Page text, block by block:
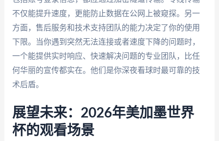
不仅能提升速度，更能防止数据在公网上被窥探。另一
方面，售后服务和技术支持团队的能力决定了你的使用
下限。当你遇到突然无法连接或者速度下降的问题时，
一个能提供实时响应、快速解决问题的专业团队，比任
何华丽的宣传都实在。他们是你深夜看球时最可靠的技
术后盾。
展望未来：2026年美加墨世界
杯的观看场景